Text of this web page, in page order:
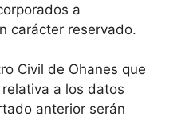
a
carácter reservado.
Civil de Ohanes que
a los datos
anterior serán